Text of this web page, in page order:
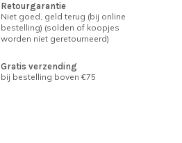
Retourgarantie
Niet goed, geld terug (bij online
bestelling) (solden of koopjes
worden niet geretourneerd)
Gratis verzending
bij bestelling boven €75